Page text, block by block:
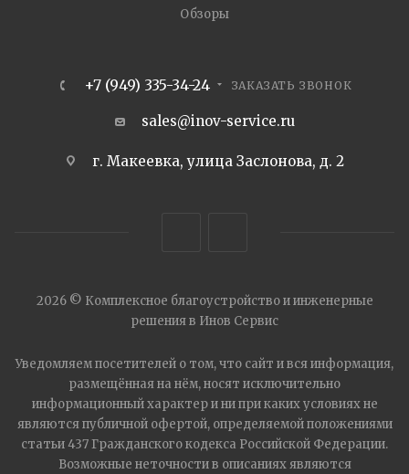
Обзоры
+7 (949) 335-34-24 ЗАКАЗАТЬ ЗВОНОК
sales@inov-service.ru
г. Макеевка, улица Заслонова, д. 2
2026 © Комплексное благоустройство и инженерные
решения в Инов Сервис
Уведомляем посетителей о том, что сайт и вся информация,
размещённая на нём, носят исключительно
информационный характер и ни при каких условиях не
являются публичной офертой, определяемой положениями
статьи 437 Гражданского кодекса Российской Федерации.
Возможные неточности в описаниях являются